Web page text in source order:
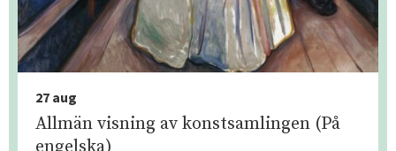
27 aug
Allmän visning av konstsamlingen (På